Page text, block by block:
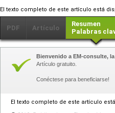
El texto completo de este artículo está
PDF Artículo
Resumen
Palabras
Bienvenido a EM-consulte,
Artículo gratuito.
Conéctese para beneficiarse!
El texto completo de este artículo